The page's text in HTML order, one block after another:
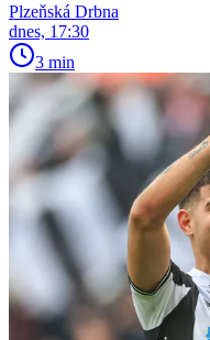
Plzeňská Drbna
dnes, 17:30
3 min